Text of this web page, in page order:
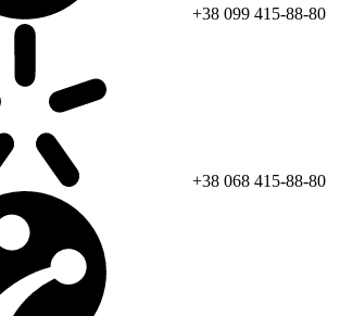
+38 099 415-88-80
+38 068 415-88-80